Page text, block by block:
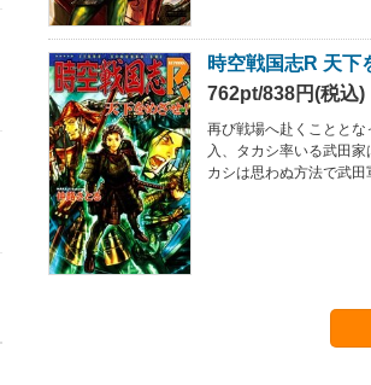
時空戦国志R 天下
762pt/838円(税込)
再び戦場へ赴くことと
入、タカシ率いる武田
カシは思わぬ方法で武